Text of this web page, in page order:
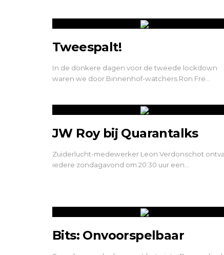
Tweespalt!
In de donkere dagen voor de tweede lockdown
waren we door Binnenhof-watchers Ron Fre…
JW Roy bij Quarantalks
Zuiderlucht-medewerker Leon Verdonschot
iedere zondagavond om 20:30 uur een…
Bits: Onvoorspelbaar